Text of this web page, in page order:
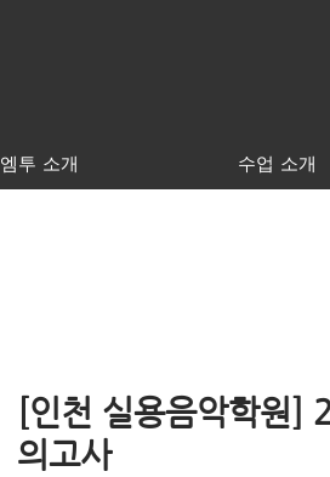
엠투 소개 수업 소개
[인천 실용음악학원]
의고사